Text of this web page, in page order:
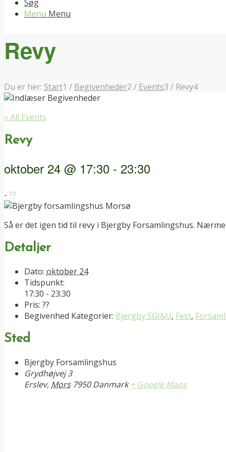
Søg
Menu Menu
Revy
Du er her: Start1 / Begivenheder2 / Events3 / Revy4
« All Events
Revy
oktober 24 @ 17:30 - 23:30
- ??
Så er det igen tid til revy i Bjergby Forsamlingshus.
Detaljer
Dato: oktober 24
Tidspunkt:
17:30 - 23:30
Pris: ??
Begivenhed Kategorier: Bjergby SGI&U, Fest,
Sted
Bjergby Forsamlingshus
Grydhøjvej 3
Erslev, Mors 7950 Danmark + Google Maps